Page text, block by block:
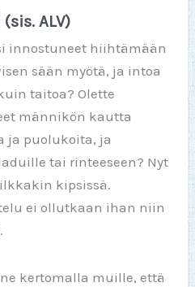
Hintaluokka:
23,50€
-
27,50€
(sis. ALV)
innostuneet hiihtämään
sään myötä, ja intoa
taitoa? Olette
männikön kautta
ja puolukoita, ja
tai rinteeseen? Nyt
kipsissä.
ei ollutkaan ihan niin
kertomalla muille, että